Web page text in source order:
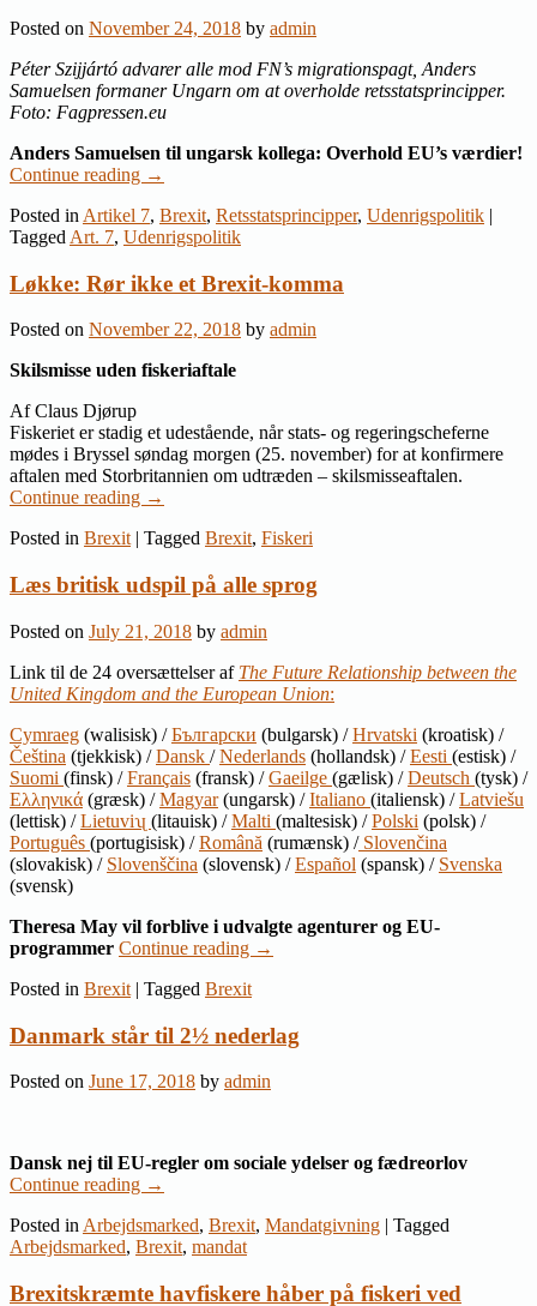
Posted on November 24, 2018 by admin
Péter Szijjártó advarer alle mod FN’s migrationspagt, Anders
Samuelsen formaner Ungarn om at overholde retsstatsprincipper.
Foto: Fagpressen.eu
Anders Samuelsen til ungarsk kollega: Overhold EU’s værdier!
Continue reading →
Posted in Artikel 7, Brexit, Retsstatsprincipper, Udenrigspolitik |
Tagged Art. 7, Udenrigspolitik
Løkke: Rør ikke et Brexit-komma
Posted on November 22, 2018 by admin
Skilsmisse uden fiskeriaftale
Af Claus Djørup
Fiskeriet er stadig et udestående, når stats- og regeringscheferne
mødes i Bryssel søndag morgen (25. november) for at konfirmere
aftalen med Storbritannien om udtræden – skilsmisseaftalen.
Continue reading →
Posted in Brexit Tagged Brexit, Fiskeri
Læs britisk udspil på alle sprog
Posted on July 21, 2018 by admin
Link til de 24 oversættelser af The Future Relationship between the
United Kingdom and the European Union:
Cymraeg (walisisk) /Български (bulgarsk) /Hrvatski (kroatisk) /
Čeština (tjekkisk) /Dansk /Nederlands (hollandsk) /Eesti (estisk) /
Suomi (finsk) /Français (fransk) /Gaeilge (gælisk) /Deutsch (tysk) /
Ελληνικά (græsk) /Magyar(ungarsk) /Italiano (italiensk) /Latviešu
(lettisk) /Lietuviʯ (litauisk) /Malti (maltesisk) /Polski (polsk) /
Português (portugisisk) /Română (rumænsk) /Slovenčina
(slovakisk) / Slovenščina (slovensk) /Español (spansk) / Svenska
(svensk)
Theresa May vil forblive i udvalgte agenturer og EU-
programmer Continue reading →
Posted in Brexit | Tagged Brexit
Danmark står til 2½ nederlag
Posted on June 17, 2018 by admin
Dansk nej til EU-regler om sociale ydelser og fædreorlov
Continue reading →
Posted in Arbejdsmarked, Brexit, Mandatgivning | Tagged
Arbejdsmarked, Brexit, mandat
Brexitskræmte havfiskere håber på fiskeri ved